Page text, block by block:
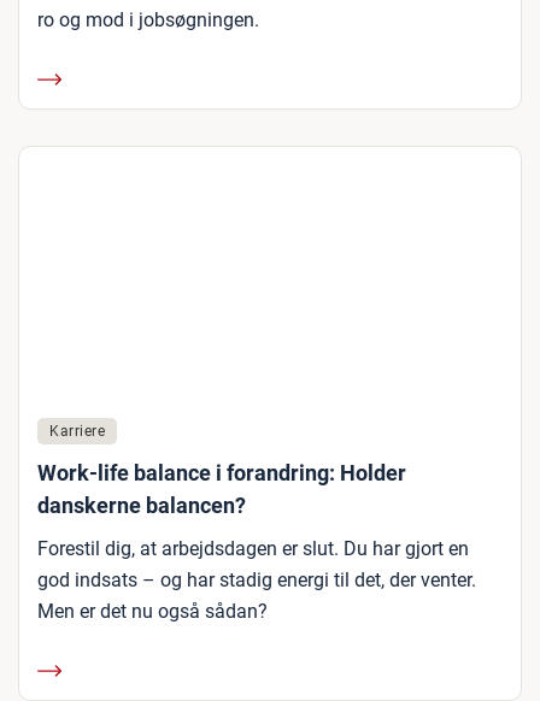
ro og mod i jobsøgningen.
Karriere
Work-life balance i forandring: Holder
danskerne balancen?
Forestil dig, at arbejdsdagen er slut. Du har gjort en
god indsats – og har stadig energi til det, der venter.
Men er det nu også sådan?